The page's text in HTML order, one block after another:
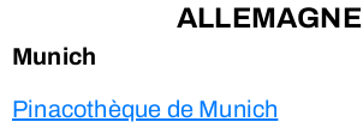
ALLEMAGNE
Munich
Pinacothèque de Munich